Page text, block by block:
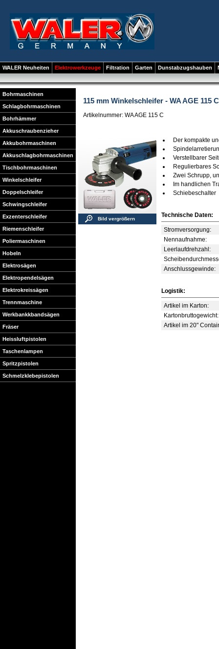
WALER Neuheiten Elektrowerkzeuge Filtration Garten Dunstabzugshauben
Bohrmaschinen
Schlagbohrmaschinen
Bohrhämmer
Akkuschraubenzieher
Akkubohrmaschinen
Akkuschlagbohrmaschinen
Tischbohrmaschinen
Winkelschleifer
Doppelschleifer
Schwingschleifer
Exzenterschleifer
Riemenschleifer
Poliermaschinen
Hobeln
Elektrosägen
Elektropendelsägen
Elektrokreissägen
Trennmaschine
Werkbankkbandsägen
Fräser
Heissluftpistolen
Taschenlampen
Spritzpistolen
Schmelzklebepistolen
115 mm Winkelschleifer - WA AGE 115
Artikelnummer: WA AGE 115 C
Bild vergrößern
Der kompakte
Verstellbarer
Regulierbares
Zwei Schrupp,
Im handlichen
Schiebeschalter
Technische Daten:
Stromversorgung:
Nennaufnahme:
Leerlaufdrehzahl:
Anschlussgewinde:
Logistik:
Artikel im Karton:
Kartonbruttogewicht:
Artikel im 20"